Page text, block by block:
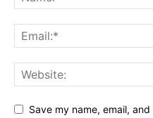
Save my name, email,